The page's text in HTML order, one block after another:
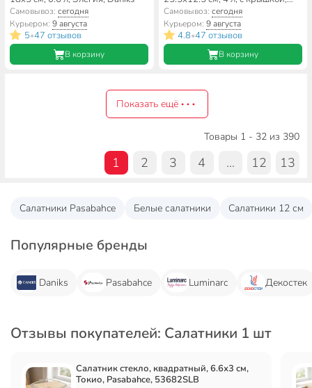
Самовывоз:сегодня
Курьером:9 августа
5•47 отзывов
В корзину
Idea, М1304, капучино
Самовывоз: сегодня
Курьером: 9 августа
4.8•47 отзывов
В корзину
Показать ещё
Товары 1 - 32 из 390
1 2 3 4 ... 12 13
Салатники Pasabahce Белые салатники Салатники 12 см
Популярные бренды
Daniks Pasabahce Luminarc Декостек
Отзывы покупателей: Салатники 1 шт
Салатник стекло, квадратный, 6.6х3 см,
Токио, Pasabahce, 53682SLB